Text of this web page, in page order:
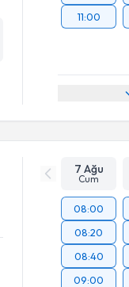
11:00
7 Ağu
Cum
08:00
08:20
08:40
09:00